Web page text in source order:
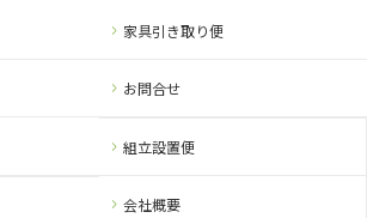
組立設置便
会社概要
家具引き取り便
お問合せ